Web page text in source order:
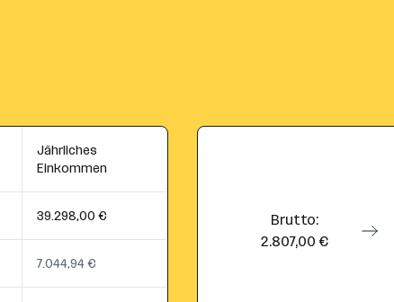
Jährliches
Einkommen
39.298,00 €
7.044,94 €
Brutto:
2.807,00 €